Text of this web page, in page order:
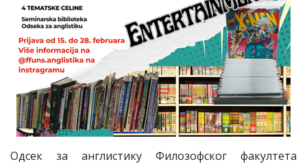
Одсек за англистику Филозофског факултета